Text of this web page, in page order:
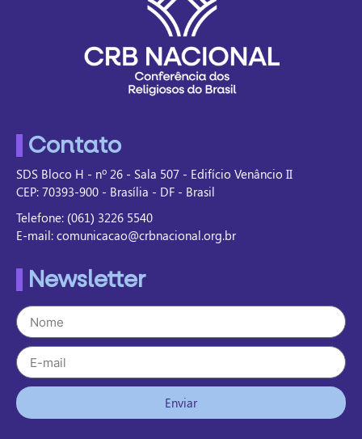
Contato
SDS Bloco H - nº 26 - Sala 507 - Edifício Venâncio II
CEP: 70393-900 - Brasília - DF - Brasil
Telefone: (061) 3226 5540
E-mail: comunicacao@crbnacional.org.br
Newsletter
Enviar